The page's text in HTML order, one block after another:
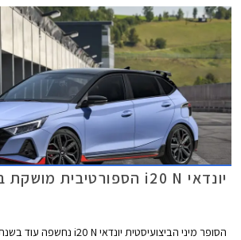
יונדאי i20 N הספורטיבית מושקת בישראל